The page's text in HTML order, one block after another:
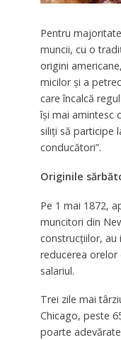
Pentru
muncii, cu o
origini
micilor şi a
care încalcă
îşi mai amintesc
siliţi să participe
conducători”.
Originile
Pe 1 mai 1872,
muncitori din
construcţiilor, au
reducerea
salariul.
Trei zile mai
Chicago, peste
poarte